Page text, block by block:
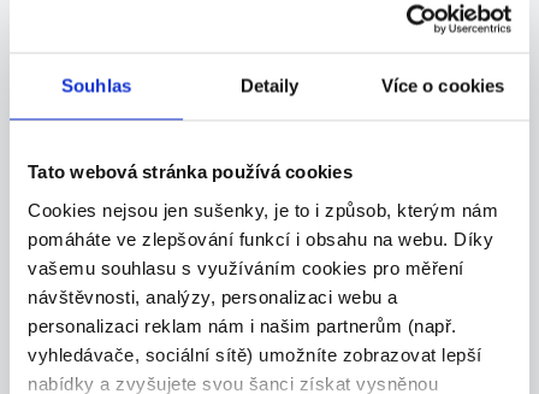
Souhlas Detaily Více o cookies
Tato webová stránka používá cookies
Cookies nejsou jen sušenky, je to i způsob, kterým nám
pomáháte ve zlepšování funkcí i obsahu na webu. Díky
vašemu souhlasu s využíváním cookies pro měření
návštěvnosti, analýzy, personalizaci webu a
personalizaci reklam nám i našim partnerům (např.
vyhledávače, sociální sítě) umožníte zobrazovat lepší
nabídky a zvyšujete svou šanci získat vysněnou
Doporučujeme přečíst si i zajímavý
pracovníkem a také s dalšími pracanty v
Proveonu :-) :
ROZHOVOR S VEDOUCÍM PRACOVNÍKEM -
SUPERVIZOREM
ROZHOVOR S BRIGÁDNÍKEM PETREM
ROZHOVOR S PERSONALISTOU